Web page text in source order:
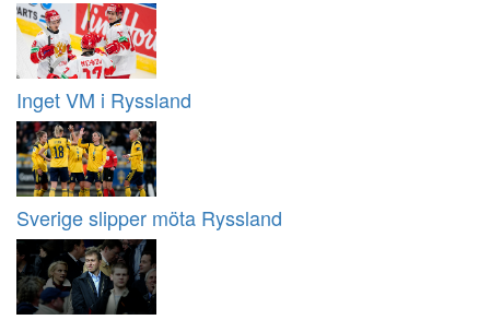
Inget VM i Ryssland
Sverige slipper möta Ryssland